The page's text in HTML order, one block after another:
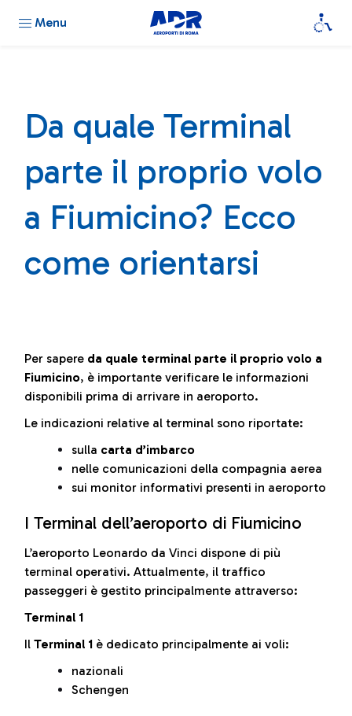
Menu
Da quale Terminal
parte il proprio volo
a Fiumicino? Ecco
come orientarsi
Per sapere da quale terminal parte il proprio volo a
Fiumicino, è importante verificare le informazioni
disponibili prima di arrivare in aeroporto.
Le indicazioni relative al terminal sono riportate:
sulla carta d’imbarco
nelle comunicazioni della compagnia aerea
sui monitor informativi presenti in aeroporto
I Terminal dell’aeroporto di Fiumicino
L’aeroporto Leonardo da Vinci dispone di più
terminal operativi. Attualmente, il traffico
passeggeri è gestito principalmente attraverso:
Terminal 1
Il Terminal 1 è dedicato principalmente ai voli:
nazionali
Schengen